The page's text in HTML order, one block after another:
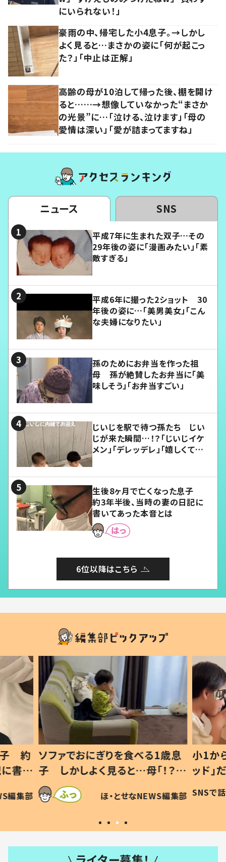
にいられない！」
豪雨の中、帰宅した小4息子。→しかし
よく見ると…まさかの姿に「何が起こっ
た？」「中止は正解」
高齢の母が10泊して帰った後、棚を開け
ると……→想像していなかった“まさか
の光景”に…「泣ける、泣けます」「母の
愛情は深い」「愛が詰まってますね」
ニュース SNS
平成7年に生まれた双子…その
29年後の姿に「漫画みたい」「素
敵すぎる」
平成6年に撮った2ショット 30
年後の姿に…「美男美女」「こん
な夫婦になりたい」
孫のためにお弁当を作った祖
母 孫が絶賛したお弁当に「美
味しそう」「お弁当すごい」
じいじを駅で待つ孫たち じい
じが来た瞬間…！？「じいじイケ
メン」「デレッデレ」「嬉しくて可
生後8ヶ月で亡くなった息子
約3年半後、当時の妻の日記に
書いてあった本音とは
6位以降はこちら
歳息
？」
編集部
小1から不登校、息子は「ギフテ
ッド」だった 父が“ウチ給食”を
作り続ける理由とは #令和の親
#令和の子
SNSで話題 ほ・とせなNEWS編集部
ひ孫
が、抱
「涙
い」